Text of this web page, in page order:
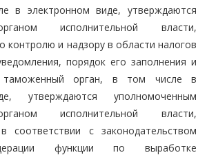
в электронном виде, утверждаются
исполнительной власти,
контролю и надзору в области налогов
порядок его заполнения и
таможенный орган, в том числе в
утверждаются уполномоченным
исполнительной власти,
соответствии с законодательством
функции по выработке